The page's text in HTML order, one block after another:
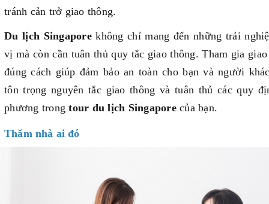
tránh cản trở giao thông.
Du lịch Singaporekhông chỉ mang đến những trải
vị mà còn cần tuân thủ quy tắc giao thông. Tham gia
đúng cách giúp đảm bảo an toàn cho bạn và người
tôn trọng nguyên tắc giao thông và tuân thủ các quy
phương trongtour du lịch Singaporecủa bạn.
Thăm nhà ai đó